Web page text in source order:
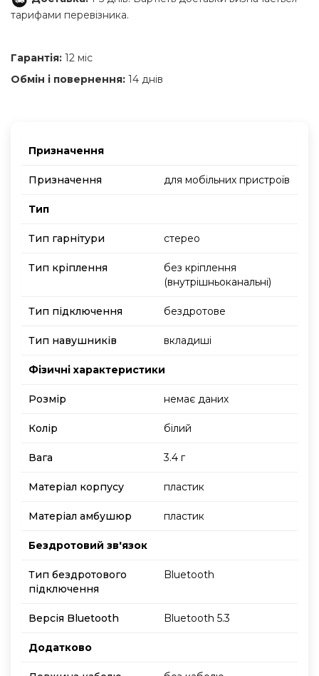
тарифами перевізника.
Гарантія: 12 міс
Обмін і повернення: 14 днів
Призначення
Призначення для мобільних пристроїв
Тип
Тип гарнітури стерео
Тип кріплення
без кріплення
(внутрішньоканальні)
Тип підключення бездротове
Тип навушників вкладиші
Фізичні характеристики
Розмір немає даних
Колір білий
Вага 3.4 г
Матеріал корпусу пластик
Матеріал амбушюр пластик
Бездротовий зв'язок
Тип бездротового
підключення
Bluetooth
Версія Bluetooth Bluetooth 5.3
Додатково